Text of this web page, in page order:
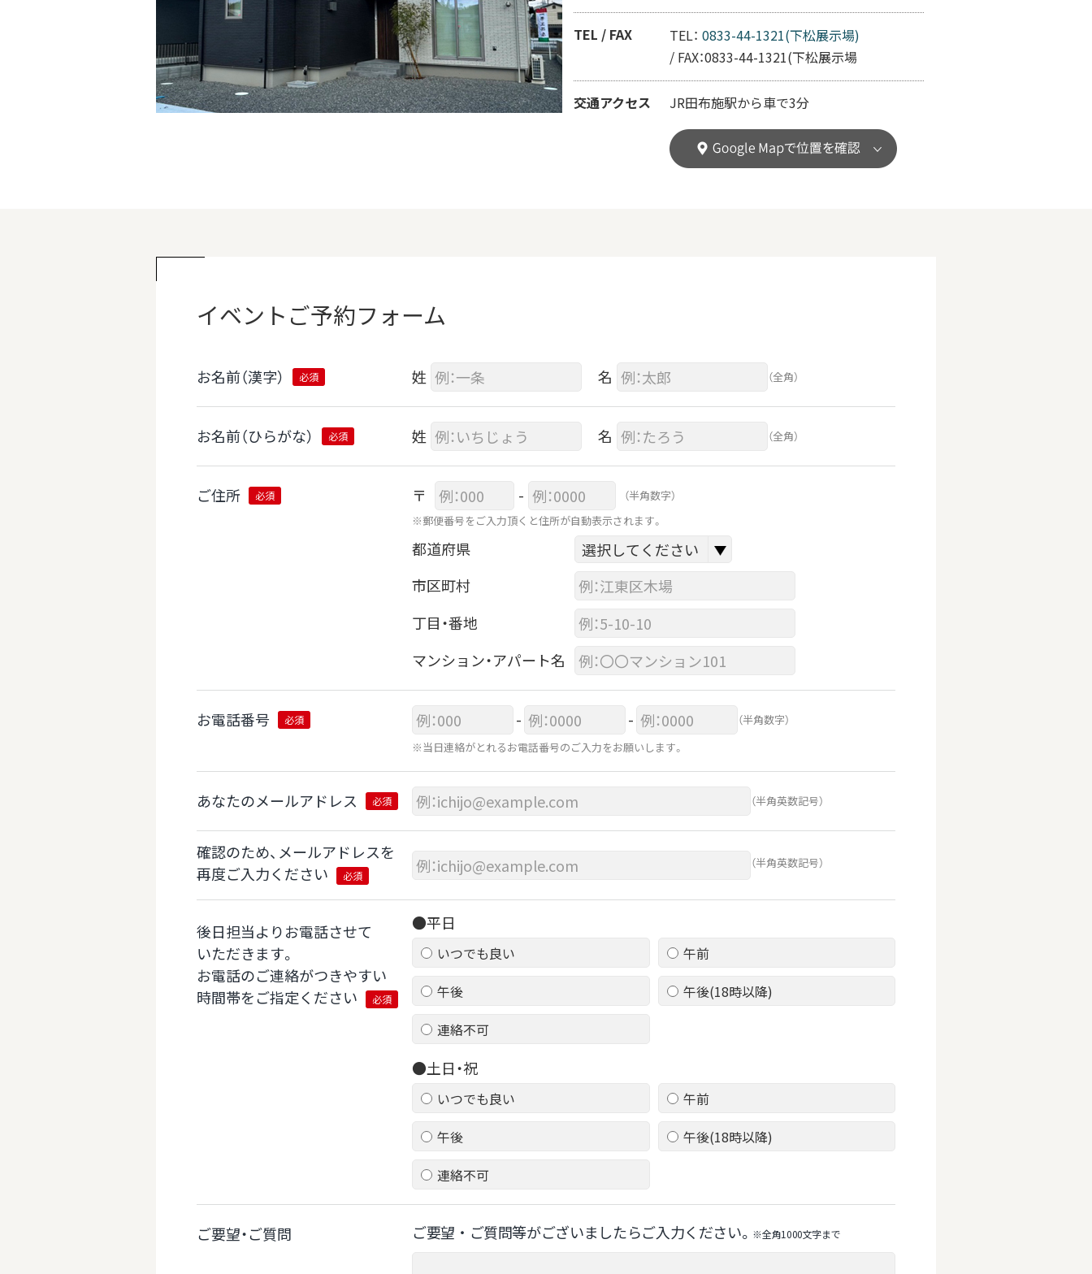
TEL / FAX TEL：0833-44-1321(下松展示場)
/ FAX：0833-44-1321(下松展示場
交通アクセス JR田布施駅から車で3分
イベント ご予約フォーム
お名前（漢字） 必須 姓 名 （全角）
お名前（ひらがな） 必須 姓 名 （全角）
ご住所 必須 〒 -
（半角数字）
※郵便番号をご入力頂くと住所が自動表示されます。
都道府県
市区町村
丁目・番地
マンション・アパート名
お電話番号 必須 - -
（半角数字）
※当日連絡がとれるお電話番号のご入力をお願いします。
あなたのメールアドレス 必須 （半角英数記号）
確認のため、メールアドレスを
再度ご入力ください
必須
（半角英数記号）
後日担当よりお電話させて
いただきます。
お電話のご連絡がつきやすい
時間帯をご指定ください
必須
●平日
いつでも良い
午前
午後
午後(18時以降)
連絡不可
●土日・祝
いつでも良い
午前
午後
午後(18時以降)
連絡不可
ご要望・ご質問 ご要望‧ご質問等がございましたらご⼊⼒ください。 ※全⾓1000⽂字まで